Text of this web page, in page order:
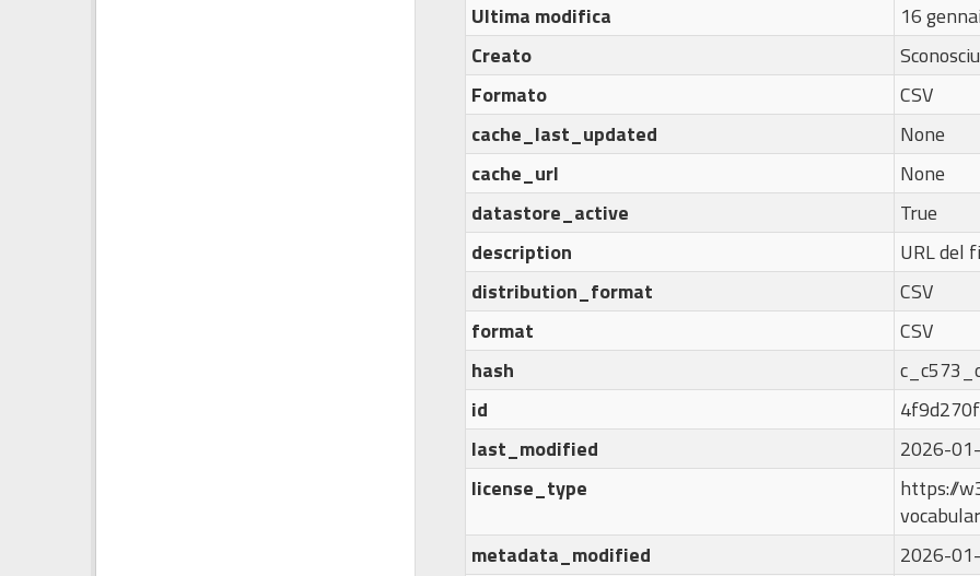
Ultima modifica
16
Creato
Formato
CSV
cache_last_updated
None
cache_url
None
datastore_active
True
description
URL del
distribution_format
CSV
format
CSV
hash
id
last_modified
2026-
license_type
https://
metadata_modified
2026-